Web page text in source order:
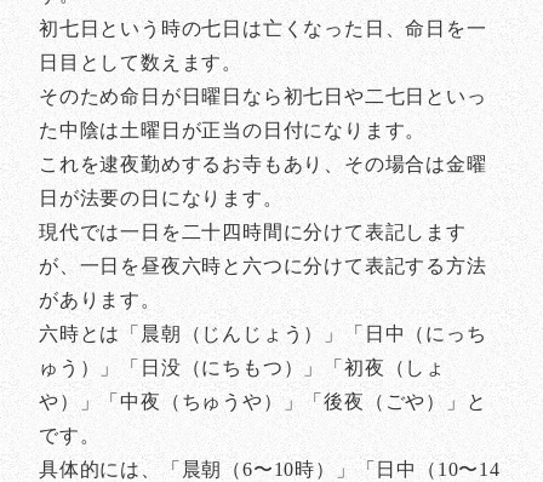
初七日という時の七日は亡くなった日、命日を一
日目として数えます。
そのため命日が日曜日なら初七日や二七日といっ
た中陰は土曜日が正当の日付になります。
これを逮夜勤めするお寺もあり、その場合は金曜
日が法要の日になります。
現代では一日を二十四時間に分けて表記します
が、一日を昼夜六時と六つに分けて表記する方法
があります。
六時とは「晨朝（じんじょう）」「日中（にっち
ゅう）」「日没（にちもつ）」「初夜（しょ
や）」「中夜（ちゅうや）」「後夜（ごや）」と
です。
具体的には、「晨朝（6〜10時）」「日中（10〜14